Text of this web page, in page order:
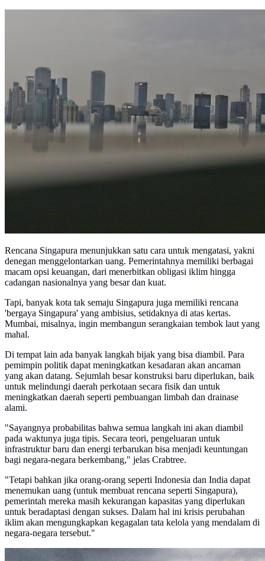
Rencana Singapura menunjukkan satu cara untuk mengatasi, yakni
denegan menggelontarkan uang. Pemerintahnya memiliki berbagai
macam opsi keuangan, dari menerbitkan obligasi iklim hingga
cadangan nasionalnya yang besar dan kuat.
Tapi, banyak kota tak semaju Singapura juga memiliki rencana
'bergaya Singapura' yang ambisius, setidaknya di atas kertas.
Mumbai, misalnya, ingin membangun serangkaian tembok laut yang
mahal.
Di tempat lain ada banyak langkah bijak yang bisa diambil. Para
pemimpin politik dapat meningkatkan kesadaran akan ancaman
yang akan datang. Sejumlah besar konstruksi baru diperlukan, baik
untuk melindungi daerah perkotaan secara fisik dan untuk
meningkatkan daerah seperti pembuangan limbah dan drainase
alami.
"Sayangnya probabilitas bahwa semua langkah ini akan diambil
pada waktunya juga tipis. Secara teori, pengeluaran untuk
infrastruktur baru dan energi terbarukan bisa menjadi keuntungan
bagi negara-negara berkembang," jelas Crabtree.
"Tetapi bahkan jika orang-orang seperti Indonesia dan India dapat
menemukan uang (untuk membuat rencana seperti Singapura),
pemerintah mereka masih kekurangan kapasitas yang diperlukan
untuk beradaptasi dengan sukses. Dalam hal ini krisis perubahan
iklim akan mengungkapkan kegagalan tata kelola yang mendalam di
negara-negara tersebut."